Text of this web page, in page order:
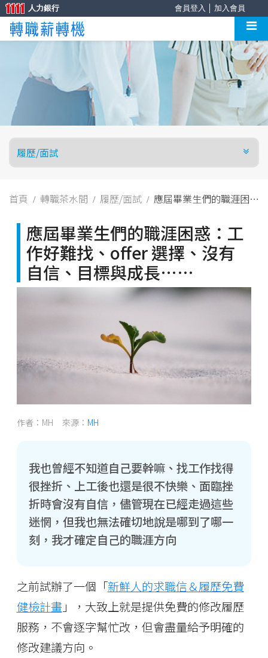
會員登入 加入會員
人力銀行
首頁 轉職茶水間 履歷/面試
應屆畢業生們的職涯困
擇、沒有自信、目標與成
長……
應屆畢業生們的職涯困惑：工
作好難找、offer 選擇、沒有
自信、目標與成長……
作者：MH 來源： MH
我也曾經不知道自己要幹嘛、找工作找得
很挫折、上工後也還是很不快樂、面臨挫
折時會沒有自信，儘管現在已經走過這些
迷惘，但我也無法確切地說是哪到了哪一
刻，我才確定自己的職涯方向
之前試辦了一個「新鮮人的求職信＆履歷免費
健檢計畫 」，大致上就是提供免費的修改履歷
服務，不會逐字幫忙改，但會盡量給予明確的
修改建議方向。